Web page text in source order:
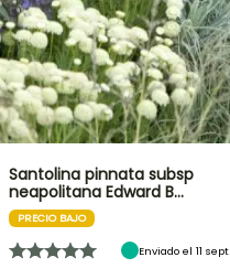
Santolina pinnata subsp
neapolitana Edward B…
PRECIO BAJO
Enviado el 11 sept